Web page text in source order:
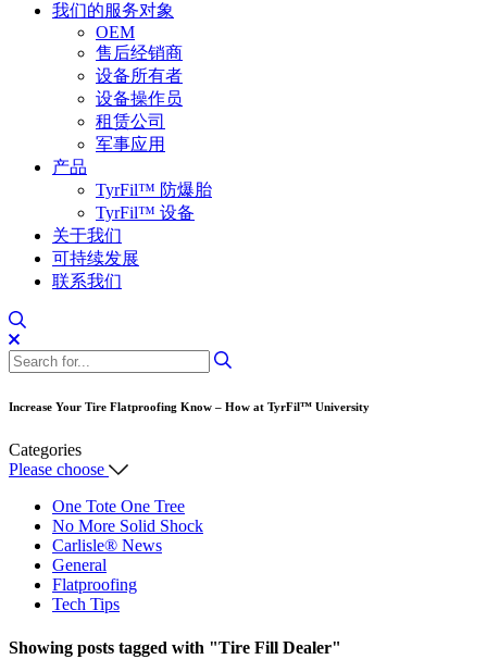
我们的服务对象
OEM
售后经销商
设备所有者
设备操作员
租赁公司
军事应用
产品
TyrFil™ 防爆胎
TyrFil™ 设备
关于我们
可持续发展
联系我们
Increase Your Tire Flatproofing Know – How at TyrFil™ University
Categories
Please choose
One Tote One Tree
No More Solid Shock
Carlisle® News
General
Flatproofing
Tech Tips
Showing posts tagged with "Tire Fill Dealer"